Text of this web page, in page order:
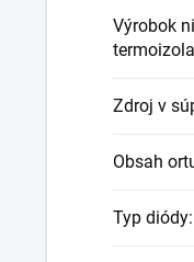
Výrobok
Zdroj v
Obsah
Typ diódy: